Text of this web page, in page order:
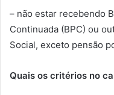
– não estar recebendo
Continuada (BPC) ou
Social, exceto pensão
Quais os critérios no